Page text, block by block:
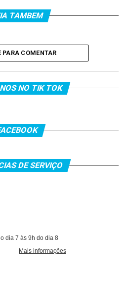
TAMBEM
PARA COMENTAR
NO TIK TOK
DE SERVIÇO